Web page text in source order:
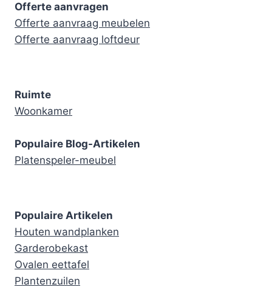
Offerte aanvragen
Offerte aanvraag meubelen
Offerte aanvraag loftdeur
Ruimte
Woonkamer
Populaire Blog-Artikelen
Platenspeler-meubel
Populaire Artikelen
Houten wandplanken
Garderobekast
Ovalen eettafel
Plantenzuilen